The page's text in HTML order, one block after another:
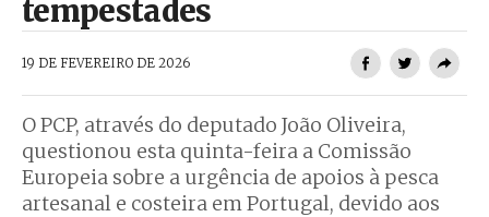
tempestades
19 DE FEVEREIRO DE 2026
O PCP, através do deputado João Oliveira,
questionou esta quinta-feira a Comissão
Europeia sobre a urgência de apoios à pesca
artesanal e costeira em Portugal, devido aos